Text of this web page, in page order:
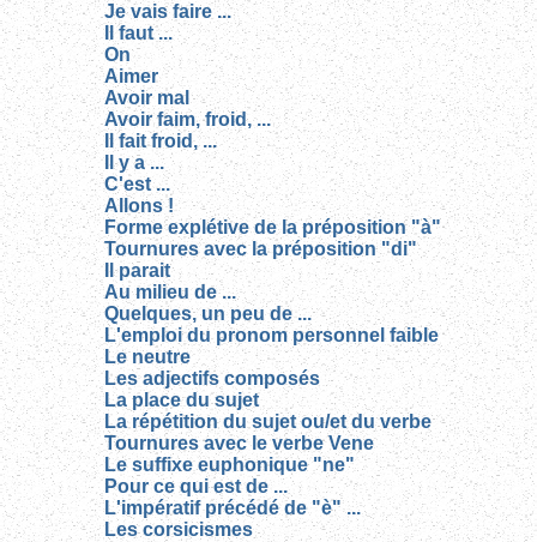
Je vais faire ...
Il faut ...
On
Aimer
Avoir mal
Avoir faim, froid, ...
Il fait froid, ...
Il y a ...
C'est ...
Allons !
Forme explétive de la préposition "à"
Tournures avec la préposition "di"
Il parait
Au milieu de ...
Quelques, un peu de ...
L'emploi du pronom personnel faible
Le neutre
Les adjectifs composés
La place du sujet
La répétition du sujet ou/et du verbe
Tournures avec le verbe Vene
Le suffixe euphonique "ne"
Pour ce qui est de ...
L'impératif précédé de "è" ...
Les corsicismes